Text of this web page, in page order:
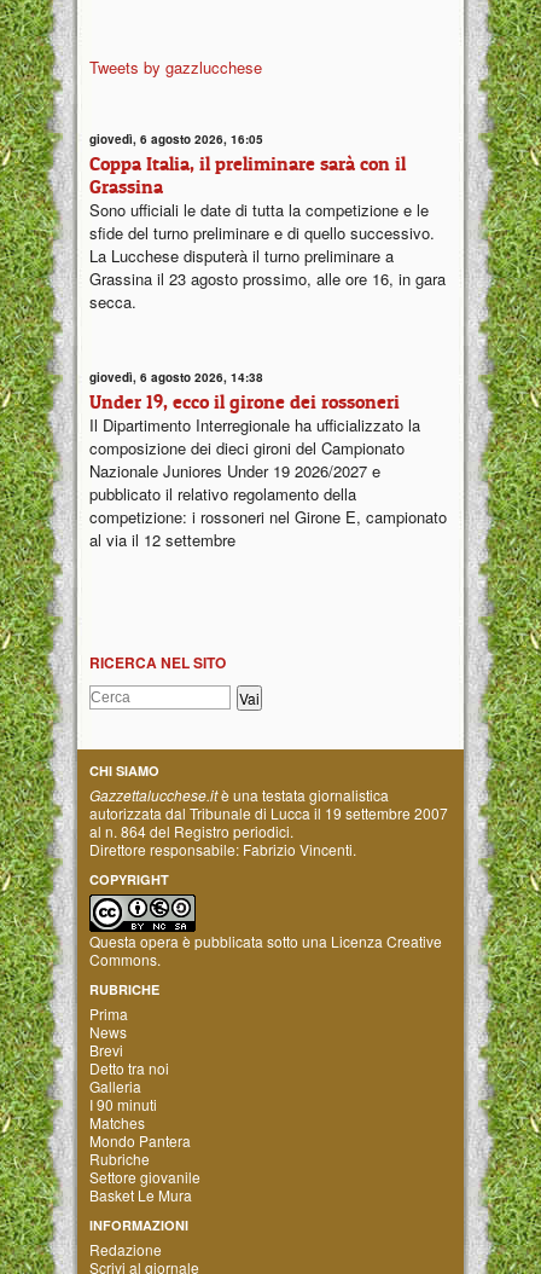
Tweets by gazzlucchese
giovedì, 6 agosto 2026, 16:05
Coppa Italia, il preliminare sarà con il
Grassina
Sono ufficiali le date di tutta la competizione e le
sfide del turno preliminare e di quello successivo.
La Lucchese disputerà il turno preliminare a
Grassina il 23 agosto prossimo, alle ore 16, in gara
secca.
giovedì, 6 agosto 2026, 14:38
Under 19, ecco il girone dei rossoneri
Il Dipartimento Interregionale ha ufficializzato la
composizione dei dieci gironi del Campionato
Nazionale Juniores Under 19 2026/2027 e
pubblicato il relativo regolamento della
competizione: i rossoneri nel Girone E, campionato
al via il 12 settembre
RICERCA NEL SITO
CHI SIAMO
Gazzettalucchese.itè una testata giornalistica
autorizzata dal Tribunale di Lucca il 19 settembre 2007
al n. 864 del Registro periodici.
Direttore responsabile: Fabrizio Vincenti.
COPYRIGHT
Questa opera è pubblicata sotto una Licenza Creative
Commons.
RUBRICHE
Prima
News
Brevi
Detto tra noi
Galleria
I 90 minuti
Matches
Mondo Pantera
Rubriche
Settore giovanile
Basket Le Mura
INFORMAZIONI
Redazione
Scrivi al giornale